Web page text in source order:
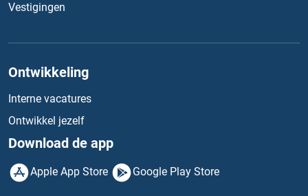
Vestigingen
Ontwikkeling
Interne vacatures
Ontwikkel jezelf
Download de app
Apple App Store Google Play Store